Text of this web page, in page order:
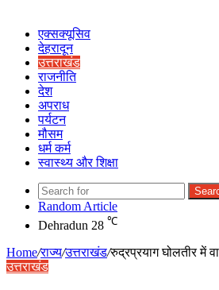
एक्सक्यूसिव
देहरादून
उत्तराखंड
राजनीति
देश
अपराध
पर्यटन
मौसम
धर्म कर्म
स्वास्थ्य और शिक्षा
Random Article
Dehradun 28 ℃
Home/राज्य/उत्तराखंड/रुद्रप्रयाग घोलतीर में
उत्तराखंड